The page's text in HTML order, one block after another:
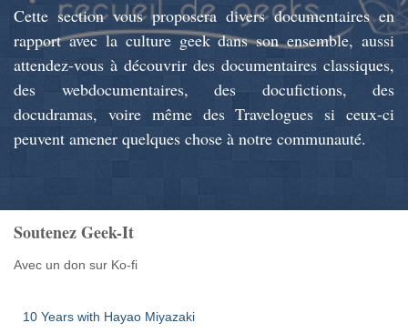
Cette section vous proposera divers documentaires en
rapport avec la culture geek dans son ensemble, aussi
attendez-vous à découvrir des documentaires classiques,
des webdocumentaires, des docufictions, des
docudramas, voire même des Travelogues si ceux-ci
peuvent amener quelques chose à notre communauté.
Soutenez Geek-It
Avec un don sur Ko-fi
10 Years with Hayao Miyazaki